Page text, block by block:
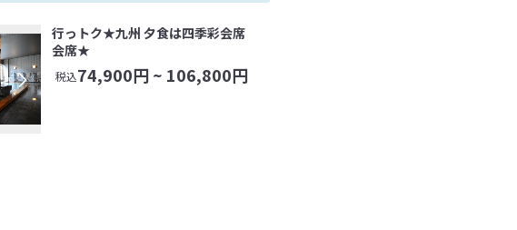
行っトク★九州 夕食は四季彩会席
会席★
税込74,900円 ~ 106,800円